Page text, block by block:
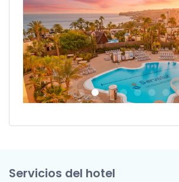
Servicios del hotel